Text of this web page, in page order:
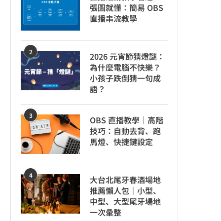
張圖就懂：簡易 OBS
直播串流教學
2
2026 元宵節猜燈謎：
為什麼電腦不快樂？
小孩子跌倒猜一句成
語？
3
OBS 直播教學｜高階
技巧：自動去背、跑
馬燈、快捷鍵設定
4
大台北尾牙春酒場地
推薦懶人包｜小型、
中型、大型尾牙場地
一次彙整